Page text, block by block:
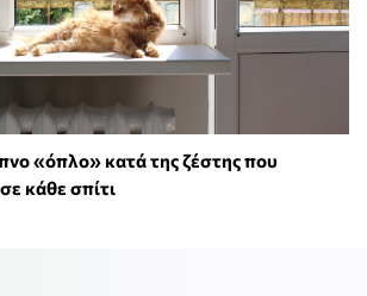
«όπλο» κατά της ζέστης που
κάθε σπίτι